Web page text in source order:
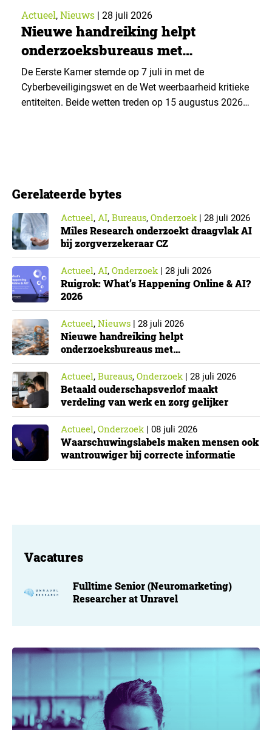
Actueel, Nieuws | 28 juli 2026
Nieuwe handreiking helpt
onderzoeksbureaus met
Cyberbeveiligingswet
De Eerste Kamer stemde op 7 juli in met de
Cyberbeveiligingswet en de Wet weerbaarheid kritieke
entiteiten. Beide wetten treden op 15 augustus 2026
onderzoeksorganisatie. De toepasselijkheid…
Gerelateerde bytes
Actueel, AI, Bureaus, Onderzoek| 28 juli 2026
Miles Research onderzoekt draagvlak AI
bij zorgverzekeraar CZ
Actueel, AI, Onderzoek| 28 juli 2026
Ruigrok: What’s Happening Online & AI?
2026
Actueel, Nieuws | 28 juli 2026
Nieuwe handreiking helpt
onderzoeksbureaus met
Cyberbeveiligingswet
Actueel, Bureaus, Onderzoek| 28 juli 2026
Betaald ouderschapsverlof maakt
verdeling van werk en zorg gelijker
Actueel, Onderzoek| 08 juli 2026
Waarschuwingslabels maken mensen ook
wantrouwiger bij correcte informatie
Vacatures
Fulltime Senior (Neuromarketing)
Researcher at Unravel